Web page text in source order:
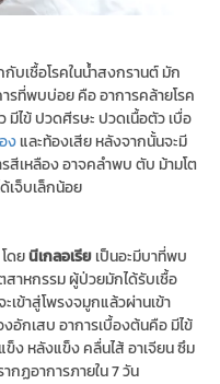
บเชื้อโรคในน้ำสงกรานต์ มัก
รที่พบบ่อย คือ อาการคล้ายโรค
ไข้ ปวดศีรษะ ปวดเนื้อตัว เบื่อ
งและท้องเสีย หลังจากนั้นจะมี
สีเหลือง อาจคลำพบ ตับ ม้ามโต
เจ็บเล็กน้อย
ดยนีเกลอเรีย เป็นอะมีบาที่พบ
สาหกรรม ผู้ป่วยมักได้รับเชื้อ
เข้าสู่โพรงจมูกแล้วผ่านเข้า
อักเสบ อาการเบื้องต้นคือ มีไข้
ง หลังแข็ง คลื่นไส้ อาเจียน ซึม
กฏอาการภายใน 7 วัน